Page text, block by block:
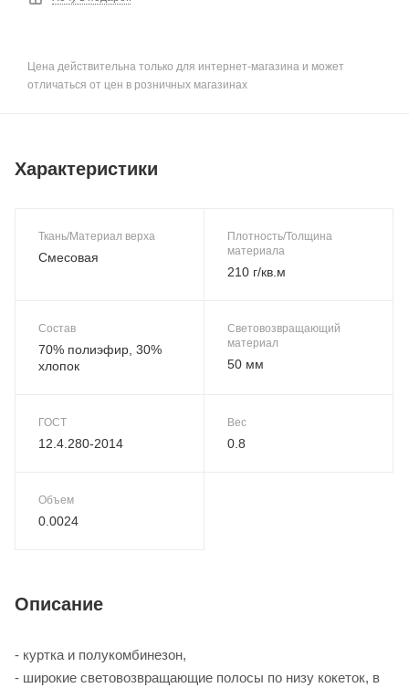
Цена действительна только для интернет-магазина и может
отличаться от цен в розничных магазинах
Характеристики
Ткань/Материал верха
Смесовая
Плотность/Толщина
материала
210 г/кв.м
Состав
70% полиэфир, 30%
хлопок
Световозвращающий
материал
50 мм
ГОСТ
12.4.280-2014
Вес
0.8
Объем
0.0024
Описание
- куртка и полукомбинезон,
- широкие световозвращающие полосы по низу кокеток, в